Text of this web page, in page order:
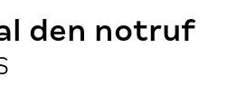
den notruf